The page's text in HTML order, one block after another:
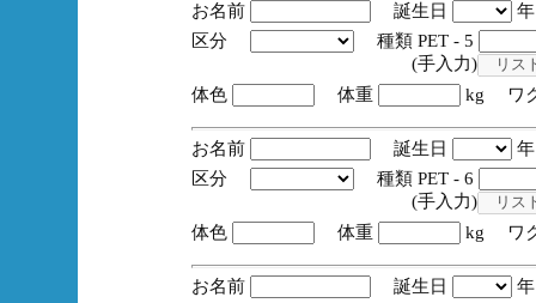
お名前 誕生日
区分
種類 PET - 5
(手入力)
体色
体重 kg ワ
お名前 誕生日
区分
種類 PET - 6
(手入力)
体色
体重 kg ワ
お名前 誕生日